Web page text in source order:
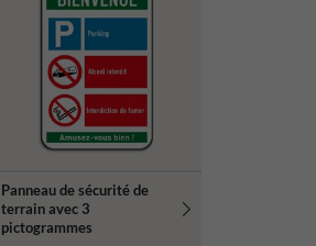
Panneau de sécurité de
terrain avec 3
pictogrammes